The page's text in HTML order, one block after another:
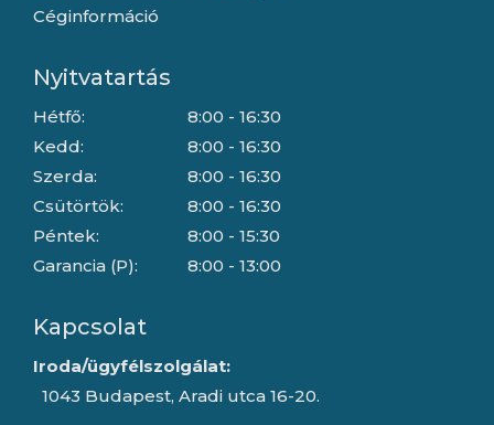
Céginformáció
Nyitvatartás
Hétfő:
Kedd:
Szerda:
Csütörtök:
Péntek:
Garancia (P):
8:00 - 16:30
8:00 - 16:30
8:00 - 16:30
8:00 - 16:30
8:00 - 15:30
8:00 - 13:00
Kapcsolat
Iroda/ügyfélszolgálat:
1043 Budapest, Aradi utca 16-20.